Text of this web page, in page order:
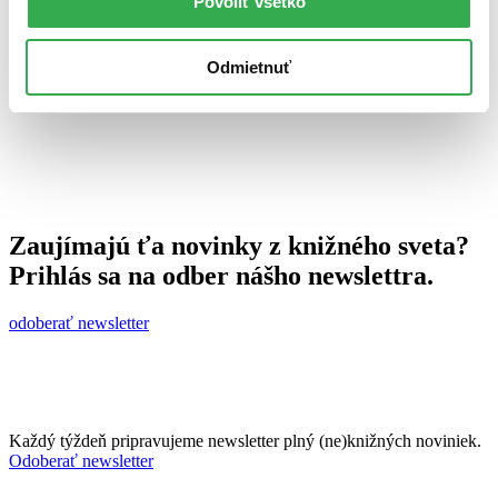
Odmietnuť
Zaujímajú ťa novinky z knižného sveta?
Prihlás sa na odber nášho newslettra.
odoberať newsletter
Každý týždeň pripravujeme newsletter plný (ne)knižných noviniek.
Odoberať newsletter